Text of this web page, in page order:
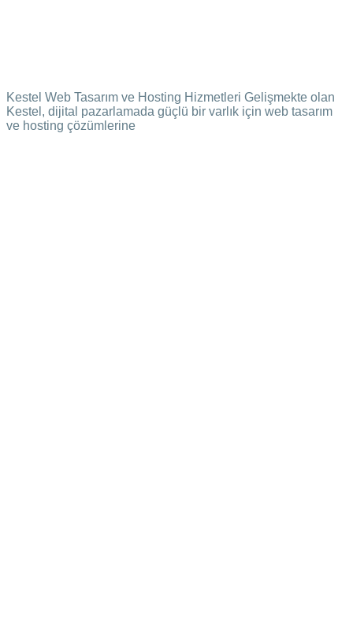
Kestel Web Tasarım ve Hosting Hizmetleri Gelişmekte olan
Kestel, dijital pazarlamada güçlü bir varlık için web tasarım
ve hosting çözümlerine